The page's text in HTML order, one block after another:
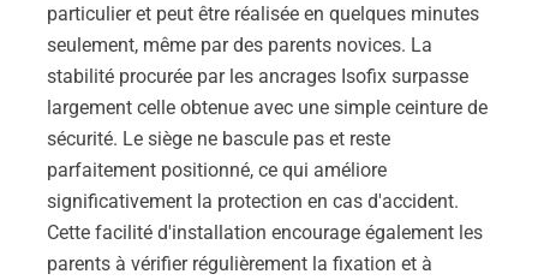
particulier et peut être réalisée en quelques minutes
seulement, même par des parents novices. La
stabilité procurée par les ancrages Isofix surpasse
largement celle obtenue avec une simple ceinture de
sécurité. Le siège ne bascule pas et reste
parfaitement positionné, ce qui améliore
significativement la protection en cas d'accident.
Cette facilité d'installation encourage également les
parents à vérifier régulièrement la fixation et à